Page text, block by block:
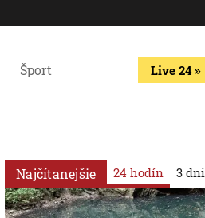
Šport Live 24
Najčítanejšie 24 hodín 3 dni